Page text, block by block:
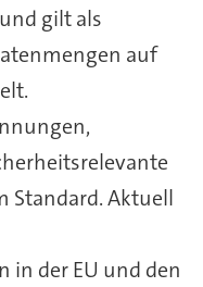
gilt als
auf
Standard. Aktuell
in der EU und den